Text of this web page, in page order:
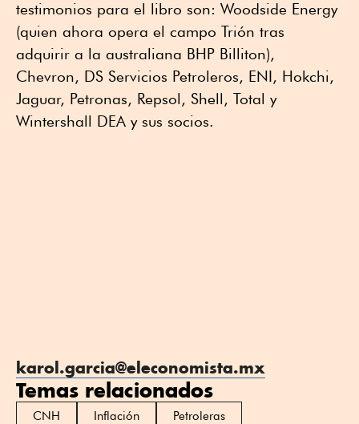
testimonios para el libro son: Woodside Energy
(quien ahora opera el campo Trión tras
adquirir a la australiana BHP Billiton),
Chevron, DS Servicios Petroleros, ENI, Hokchi,
Jaguar, Petronas, Repsol, Shell, Total y
Wintershall DEA y sus socios.
karol.garcia@eleconomista.mx
Temas relacionados
CNH Inflación
Petroleras